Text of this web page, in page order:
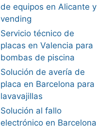
de equipos en Alicante y
vending
Servicio técnico de
placas en Valencia para
bombas de piscina
Solución de avería de
placa en Barcelona para
lavavajillas
Solución al fallo
electrónico en Barcelona